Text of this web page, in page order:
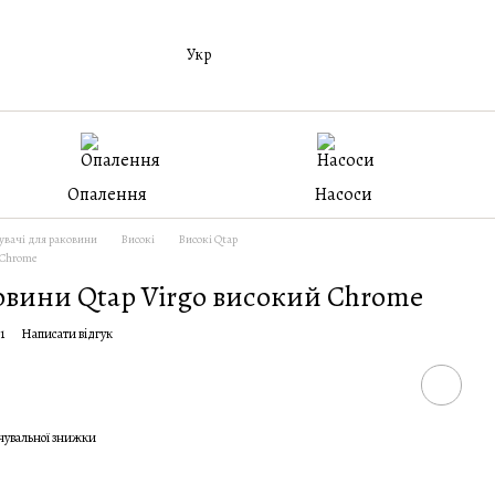
Укр
Опалення Насоси
для раковини Високі
Високі Qtap
Qtap Virgo високий Chrome
Написати відгук
знижки